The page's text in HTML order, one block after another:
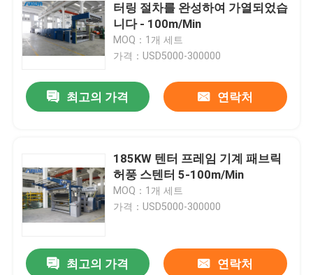
터링 절차를 완성하여 가열되었습
니다 - 100m/Min
MOQ：1개 세트
가격：USD5000-300000
최고의 가격 연락처
185KW 텐터 프레임 기계 패브릭
허풍 스텐터 5-100m/Min
MOQ：1개 세트
가격：USD5000-300000
최고의 가격 연락처